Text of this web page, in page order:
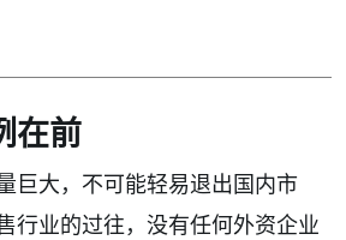
在前
巨大，不可能轻易退出国内市
行业的过往，没有任何外资企业